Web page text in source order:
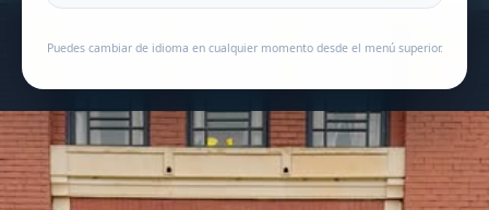
Puedes cambiar de idioma en cualquier momento desde el menú superior.